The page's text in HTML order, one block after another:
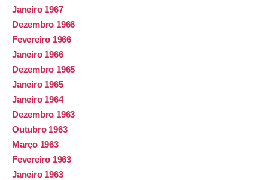
Janeiro 1967
Dezembro 1966
Fevereiro 1966
Janeiro 1966
Dezembro 1965
Janeiro 1965
Janeiro 1964
Dezembro 1963
Outubro 1963
Março 1963
Fevereiro 1963
Janeiro 1963